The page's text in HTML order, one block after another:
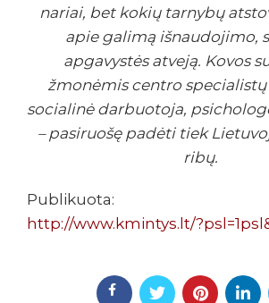
nariai, bet kokių tarnybų
apie galimą išnaudojimo,
apgavystės atveją. Kovos
žmonėmis centro specialistų
socialinė darbuotoja,
– pasiruošę padėti tiek
ribų.
Publikuota:
http://www.kmintys.lt/